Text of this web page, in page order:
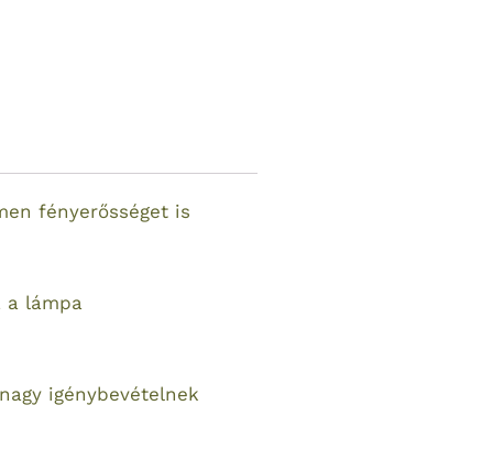
fényerősséget is
lámpa
igénybevételnek